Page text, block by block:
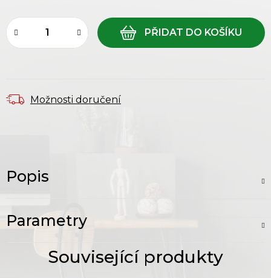
Možnosti doručení
Popis
Parametry